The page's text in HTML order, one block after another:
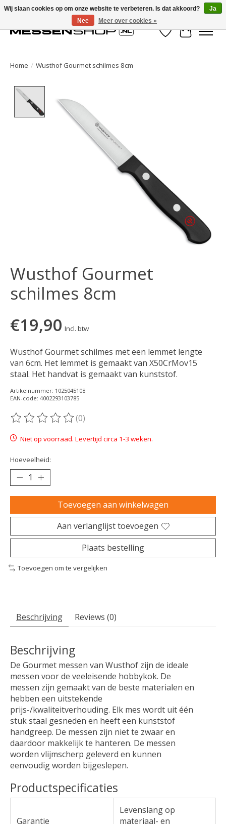
Verlanglijst
Home / Wusthof Gourmet schilmes 8cm
Wusthof Gourmet
schilmes 8cm
€19,90 Incl. btw
Wusthof Gourmet schilmes met een lemmet lengte
van 6cm. Het lemmet is gemaakt van X50CrMov15
staal. Het handvat is gemaakt van kunststof.
Artikelnummer: 1025045108
EAN-code: 4002293103785
De beoordeling van dit product is
(0)
Niet op voorraad. Levertijd circa 1-3 weken.
Hoeveelheid:
Toevoegen aan winkelwagen
Aan verlanglijst toevoegen
Plaats bestelling
Toevoegen om te vergelijken
Beschrijving Reviews (0)
Beschrijving
De Gourmet messen van Wusthof zijn de ideale
messen voor de veeleisende hobbykok. De
messen zijn gemaakt van de beste materialen en
hebben een uitstekende
prijs-/kwaliteitverhouding. Elk mes wordt uit één
stuk staal gesneden en heeft een kunststof
handgreep. De messen zijn niet te zwaar en
daardoor makkelijk te hanteren. De messen
worden vlijmscherp geleverd en kunnen
eenvoudig worden bijgeslepen.
Productspecificaties
Garantie
Levenslang op
materiaal- en
Wij slaan cookies op om onze website te verbeteren. Is dat akkoord?
Ja
Nee
Meer over cookies »